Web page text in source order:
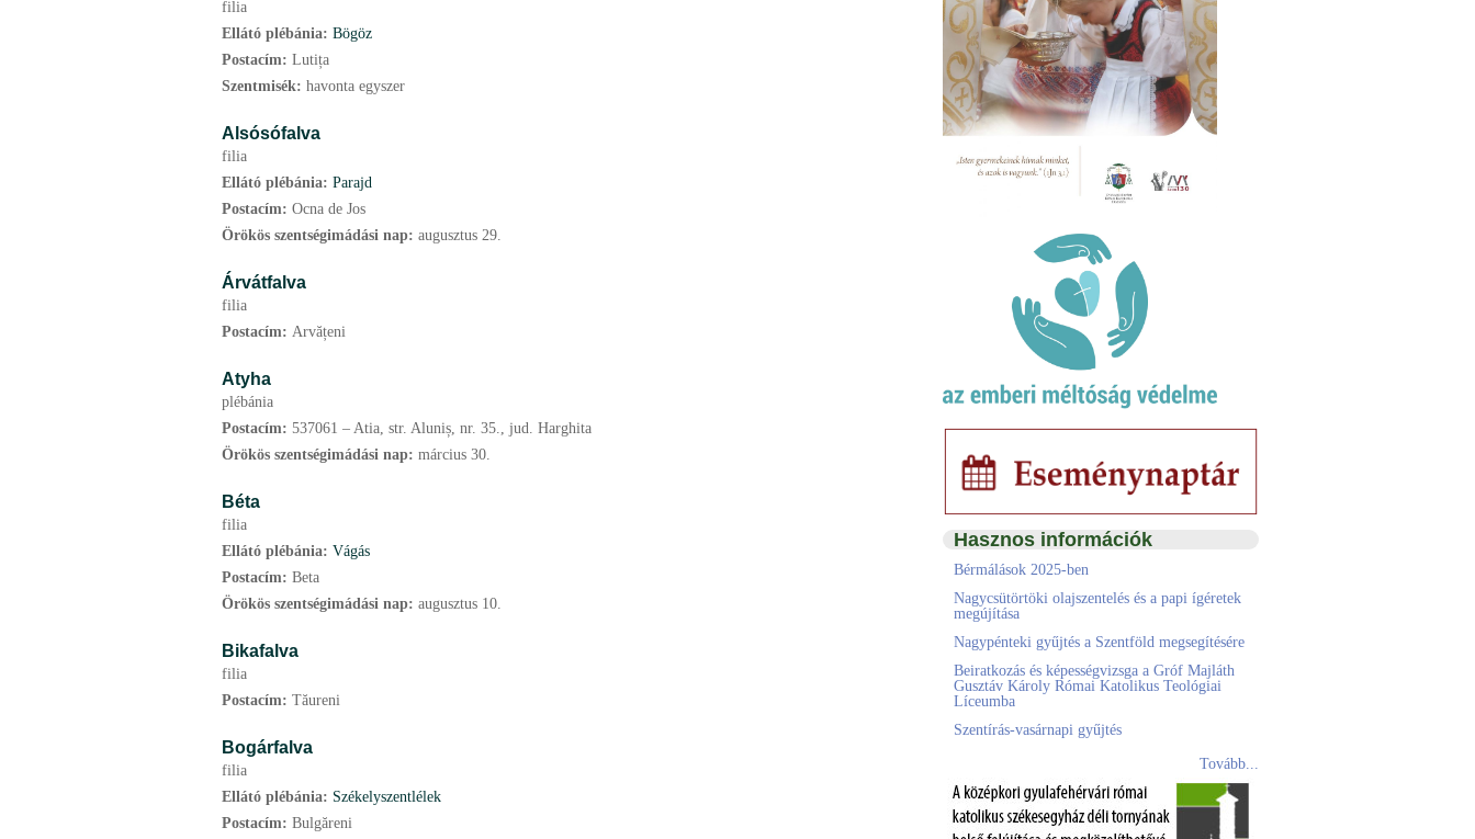
filia
Ellátó plébánia: Bögöz
Postacím: Lutița
Szentmisék: havonta egyszer
Alsósófalva
filia
Ellátó plébánia: Parajd
Postacím: Ocna de Jos
Örökös szentségimádási nap: augusztus 29.
Árvátfalva
filia
Postacím: Arvățeni
Atyha
plébánia
Postacím: 537061 – Atia, str. Aluniș, nr. 35., jud. Harghita
Örökös szentségimádási nap: március 30.
Béta
filia
Ellátó plébánia: Vágás
Postacím: Beta
Örökös szentségimádási nap: augusztus 10.
Bikafalva
filia
Postacím: Tăureni
Bogárfalva
filia
Ellátó plébánia: Székelyszentlélek
Postacím: Bulgăreni
Hasznos információk
Bérmálások 2025-ben
Nagycsütörtöki olajszentelés és a papi ígéretek
megújítása
Nagypénteki gyűjtés a Szentföld megsegítésére
Beiratkozás és képességvizsga a Gróf Majláth
Gusztáv Károly Római Katolikus Teológiai
Líceumba
Szentírás-vasárnapi gyűjtés
Tovább...